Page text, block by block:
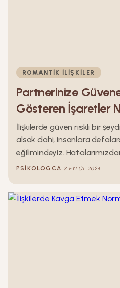
ROMANTIK İLIŞKILER
Partnerinize
Gösteren İşaretler
İlişkilerde güven riskli bir
alsak dahi, insanlara
eğilimindeyiz.
şeydir ve bu işaretler
hadi gelin birlikte bakalım.
PSIKOLOGCA 3 EYLÜL 2024